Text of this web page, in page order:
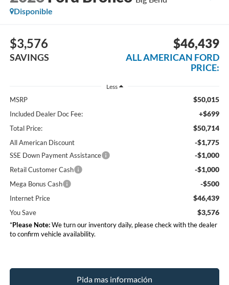
Disponible
$3,576
SAVINGS
$46,439
ALL AMERICAN FORD
PRICE:
Less
MSRP $50,015
Included Dealer Doc Fee: +$699
Total Price: $50,714
All American Discount -$1,775
SSE Down Payment Assistance -$1,000
Retail Customer Cash -$1,000
Mega Bonus Cash -$500
Internet Price $46,439
You Save $3,576
*Please Note:We turn our inventory daily, please check with the dealer
to confirm vehicle availability.
Pida mas información